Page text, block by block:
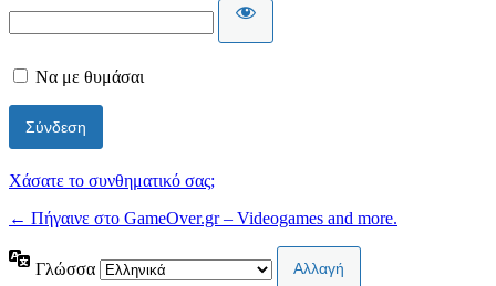
Να με θυμάσαι
Χάσατε το συνθηματικό σας;
← Πήγαινε στο GameOver.gr – Videogames and more.
Γλώσσα